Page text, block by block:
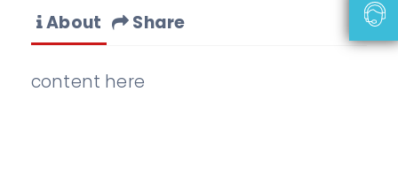
About Share
content here